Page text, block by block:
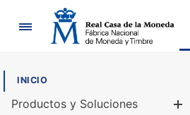
Navegación
INICIO
Productos y Soluciones